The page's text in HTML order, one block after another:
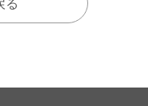
る